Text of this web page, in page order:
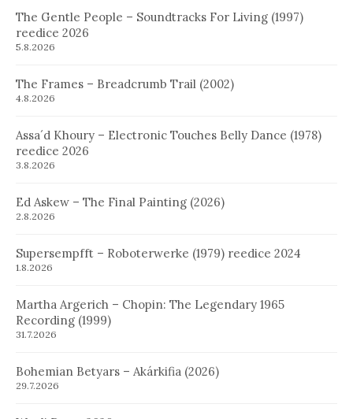
The Gentle People – Soundtracks For Living (1997)
reedice 2026
5.8.2026
The Frames – Breadcrumb Trail (2002)
4.8.2026
Assa´d Khoury – Electronic Touches Belly Dance (1978)
reedice 2026
3.8.2026
Ed Askew – The Final Painting (2026)
2.8.2026
Supersempfft – Roboterwerke (1979) reedice 2024
1.8.2026
Martha Argerich – Chopin: The Legendary 1965
Recording (1999)
31.7.2026
Bohemian Betyars – Akárkifia (2026)
29.7.2026